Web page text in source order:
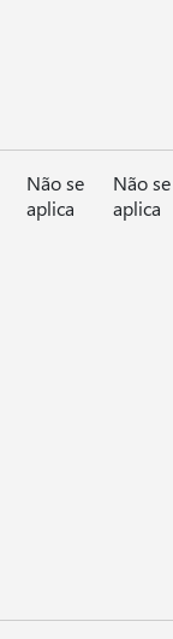
Não se
aplica
Não se
aplica